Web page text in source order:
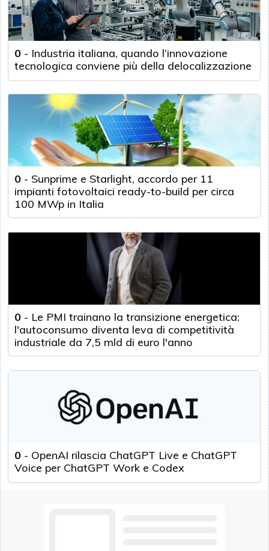
0 - Industria italiana, quando l’innovazione
tecnologica conviene più della delocalizzazione
0 - Sunprime e Starlight, accordo per 11
impianti fotovoltaici ready-to-build per circa
100 MWp in Italia
0 - Le PMI trainano la transizione energetica:
l'autoconsumo diventa leva di competitività
industriale da 7,5 mld di euro l'anno
0 - OpenAI rilascia ChatGPT Live e ChatGPT
Voice per ChatGPT Work e Codex